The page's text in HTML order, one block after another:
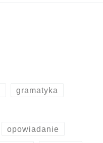
gramatyka
opowiadanie